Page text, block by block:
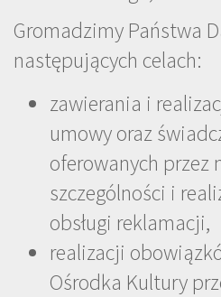
Gromadzimy Państwa
następujących celach:
zawierania i
umowy oraz
oferowanych przez
szczególności i
obsługi reklamacji,
realizacji
Ośrodka Kultury